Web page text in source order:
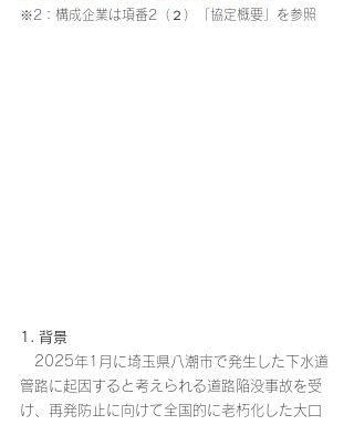
※2：構成企業は項番2（２）「協定概要」を参照
1. 背景
2025年1月に埼玉県八潮市で発生した下水道
管路に起因すると考えられる道路陥没事故を受
け、再発防止に向けて全国的に老朽化した大口